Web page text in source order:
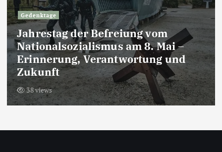
Gedenktage
Jahrestag der Befreiung vom
Nationalsozialismus am 8. Mai –
Erinnerung, Verantwortung und
Zukunft
38 views